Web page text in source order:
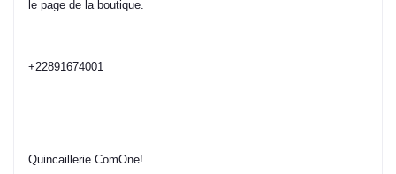
le page de la boutique.
+22891674001
Quincaillerie ComOne!